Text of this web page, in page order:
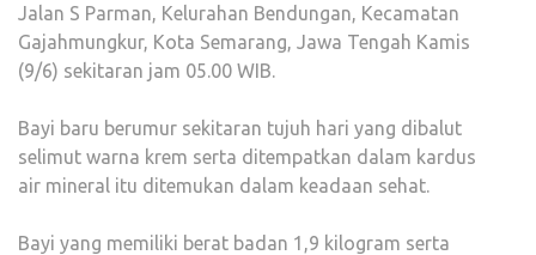
Jalan S Parman, Kelurahan Bendungan, Kecamatan
Gajahmungkur, Kota Semarang, Jawa Tengah Kamis
(9/6) sekitaran jam 05.00 WIB.
Bayi baru berumur sekitaran tujuh hari yang dibalut
selimut warna krem serta ditempatkan dalam kardus
air mineral itu ditemukan dalam keadaan sehat.
Bayi yang memiliki berat badan 1,9 kilogram serta